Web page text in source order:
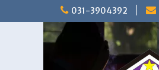
031-3904392